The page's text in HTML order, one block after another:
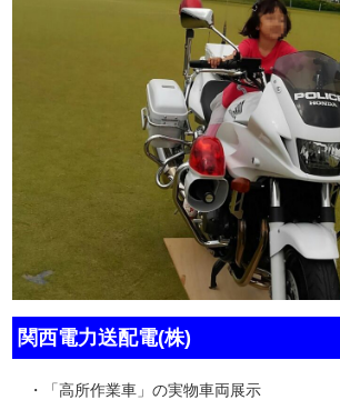
関西電力送配電(株)
・「高所作業車」の実物車両展示